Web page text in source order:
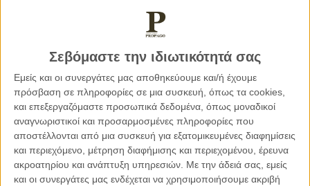
Σεβόμαστε την ιδιωτικότητά σας
Εμείς και οι συνεργάτες μας αποθηκεύουμε και/ή έχουμε
πρόσβαση σε πληροφορίες σε μια συσκευή, όπως τα cookies,
και επεξεργαζόμαστε προσωπικά δεδομένα, όπως μοναδικοί
αναγνωριστικοί και προσαρμοσμένες πληροφορίες που
αποστέλλονται από μια συσκευή για εξατομικευμένες διαφημίσεις
και περιεχόμενο, μέτρηση διαφήμισης και περιεχομένου, έρευνα
ακροατηρίου και ανάπτυξη υπηρεσιών. Με την άδειά σας, εμείς
και οι συνεργάτες μας ενδέχεται να χρησιμοποιήσουμε ακριβή
Διαβάστε περισσότερα: